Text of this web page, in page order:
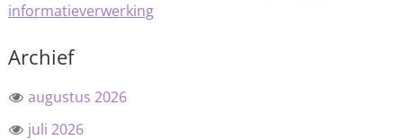
informatieverwerking
Archief
augustus 2026
juli 2026